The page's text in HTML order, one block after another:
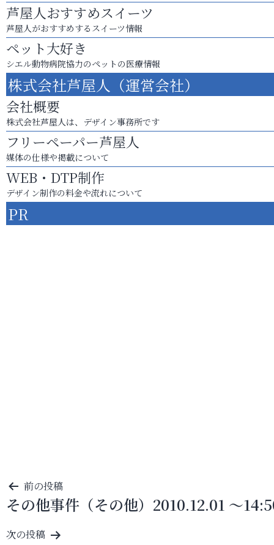
芦屋人おすすめスイーツ
芦屋人がおすすめするスイーツ情報
ペット大好き
シエル動物病院協力のペットの医療情報
株式会社芦屋人（運営会社）
会社概要
株式会社芦屋人は、デザイン事務所です
フリーペーパー芦屋人
媒体の仕様や掲載について
WEB・DTP制作
デザイン制作の料金や流れについて
PR
投
稿
ナ
前の投稿
その他事件（その他）2010.12.01 ～
次の投稿